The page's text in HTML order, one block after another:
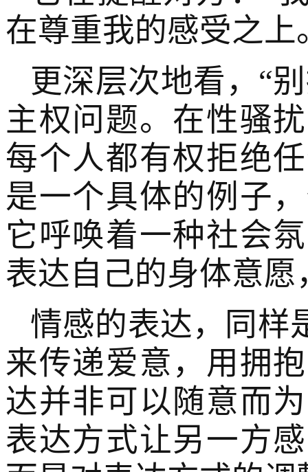
在尊重我的感受之上
更深层次地看，“
主权问题。在性骚
每个人都有权拒绝
是一个具体的例子
它呼唤着一种社会
表达自己的身体意
情感的表达，同样
来传递爱意，用拥
达并非可以随意而
表达方式让另一方